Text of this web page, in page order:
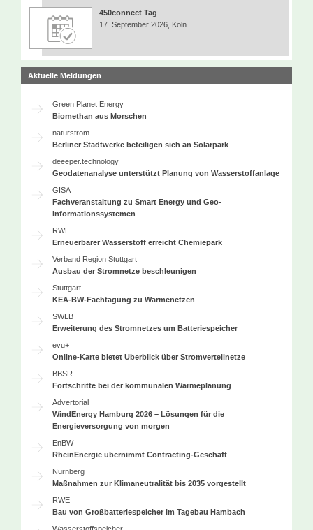
450connect Tag
17. September 2026, Köln
Aktuelle Meldungen
Green Planet Energy
Biomethan aus Morschen
naturstrom
Berliner Stadtwerke beteiligen sich an Solarpark
deeeper.technology
Geodatenanalyse unterstützt Planung von Wasserstoffanlage
GISA
Fachveranstaltung zu Smart Energy und Geo-
Informationssystemen
RWE
Erneuerbarer Wasserstoff erreicht Chemiepark
Verband Region Stuttgart
Ausbau der Stromnetze beschleunigen
Stuttgart
KEA-BW-Fachtagung zu Wärmenetzen
SWLB
Erweiterung des Stromnetzes um Batteriespeicher
evu+
Online-Karte bietet Überblick über Stromverteilnetze
BBSR
Fortschritte bei der kommunalen Wärmeplanung
Advertorial
WindEnergy Hamburg 2026 – Lösungen für die
Energieversorgung von morgen
EnBW
RheinEnergie übernimmt Contracting-Geschäft
Nürnberg
Maßnahmen zur Klimaneutralität bis 2035 vorgestellt
RWE
Bau von Großbatteriespeicher im Tagebau Hambach